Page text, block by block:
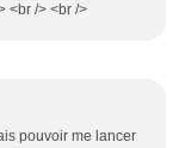
<br /> <br />
pouvoir me lancer